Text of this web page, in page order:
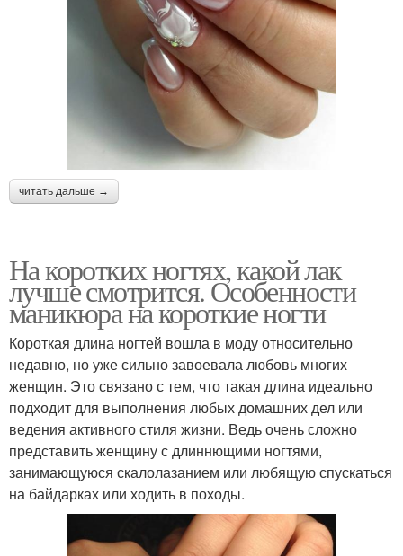
читать дальше →
На коротких ногтях, какой лак
лучше смотрится. Особенности
маникюра на короткие ногти
Короткая длина ногтей вошла в моду относительно
недавно, но уже сильно завоевала любовь многих
женщин. Это связано с тем, что такая длина идеально
подходит для выполнения любых домашних дел или
ведения активного стиля жизни. Ведь очень сложно
представить женщину с длиннющими ногтями,
занимающуюся скалолазанием или любящую спускаться
на байдарках или ходить в походы.